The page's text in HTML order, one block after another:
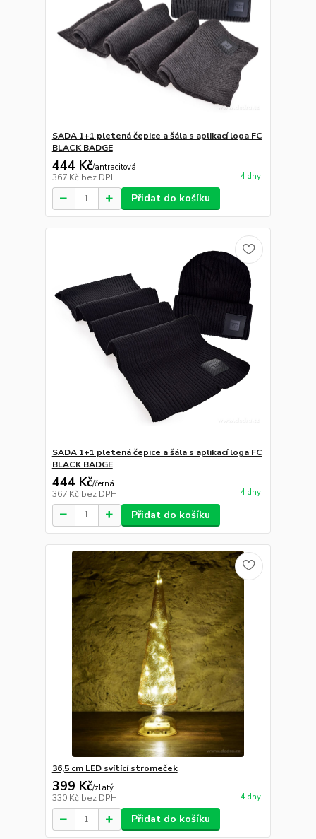
SADA 1+1 pletená čepice a šála s aplikací loga FC
BLACK BADGE
444 Kč/antracitová
367 Kč bez DPH 4 dny
Přidat do košíku
SADA 1+1 pletená čepice a šála s aplikací loga FC
BLACK BADGE
444 Kč/černá
367 Kč bez DPH 4 dny
Přidat do košíku
36,5 cm LED svítící stromeček
399 Kč/zlatý
330 Kč bez DPH 4 dny
Přidat do košíku